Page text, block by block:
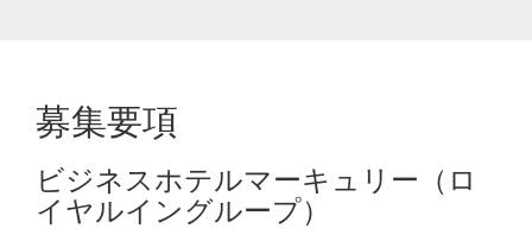
募集要項
ビジネスホテルマーキュリー（ロ
イヤルイングループ）